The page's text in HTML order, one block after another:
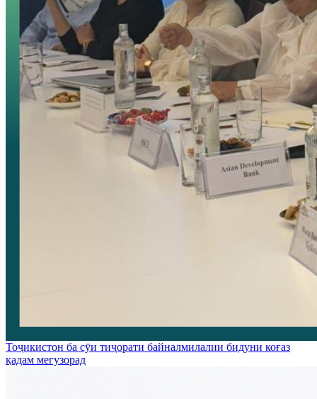
Тоҷикистон ба сӯи тиҷорати байналмилалии бидуни коғаз
қадам мегузорад